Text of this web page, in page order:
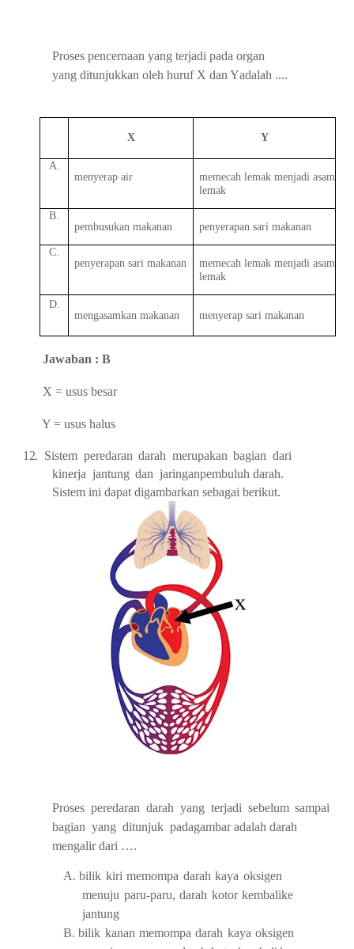
Proses pencernaan yang terjadi pada organ
yang ditunjukkan oleh huruf X dan Yadalah ....
X Y
A.
menyerap air memecah lemak menjadi asam
lemak
B.
pembusukan makanan penyerapan sari makanan
C.
penyerapan sari makanan memecah lemak menjadi asam
lemak
D.
mengasamkan makanan menyerap sari makanan
Jawaban : B
X = usus besar
Y = usus halus
12. Sistem peredaran darah merupakan bagian dari
kinerja jantung dan jaringanpembuluh darah.
Sistem ini dapat digambarkan sebagai berikut.
Proses peredaran darah yang terjadi sebelum sampai
bagian yang ditunjuk padagambar adalah darah
mengalir dari ….
A. bilik kiri memompa darah kaya oksigen
menuju paru-paru, darah kotor kembalike
jantung
B. bilik kanan memompa darah kaya oksigen